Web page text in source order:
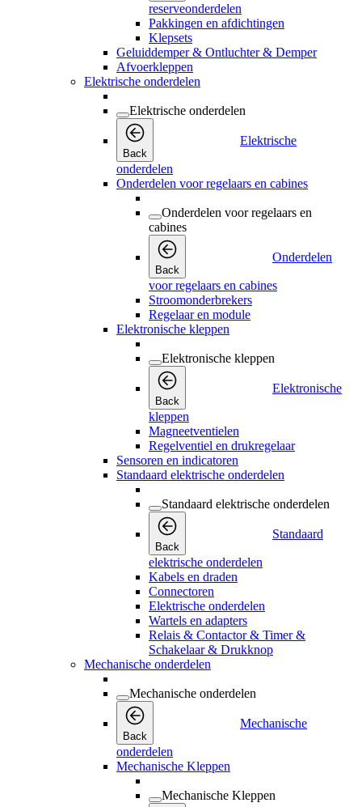
reserveonderdelen
Pakkingen en afdichtingen
Klepsets
Geluiddemper & Ontluchter & Demper
Afvoerkleppen
Elektrische onderdelen
Elektrische onderdelen
Back
Elektrische
onderdelen
Onderdelen voor regelaars en cabines
Onderdelen voor regelaars en
cabines
Back
Onderdelen
voor regelaars en cabines
Stroomonderbrekers
Regelaar en module
Elektronische kleppen
Elektronische kleppen
Back
Elektronische
kleppen
Magneetventielen
Regelventiel en drukregelaar
Sensoren en indicatoren
Standaard elektrische onderdelen
Standaard elektrische onderdelen
Back
Standaard
elektrische onderdelen
Kabels en draden
Connectoren
Elektrische onderdelen
Wartels en adapters
Relais & Contactor & Timer &
Schakelaar & Drukknop
Mechanische onderdelen
Mechanische onderdelen
Back
Mechanische
onderdelen
Mechanische Kleppen
Mechanische Kleppen